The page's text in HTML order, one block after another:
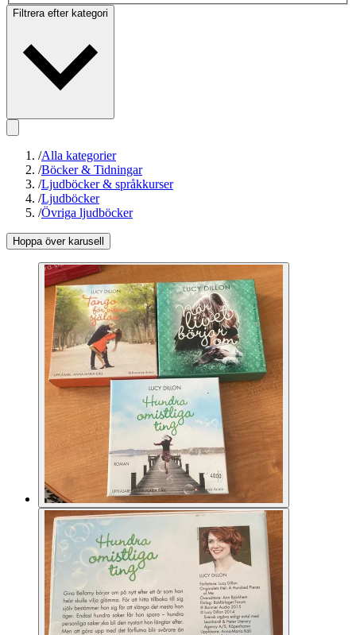
Filtrera efter kategori
/Alla kategorier
/Böcker & Tidningar
/Ljudböcker & språkkurser
/Ljudböcker
/Övriga ljudböcker
Hoppa över karusell